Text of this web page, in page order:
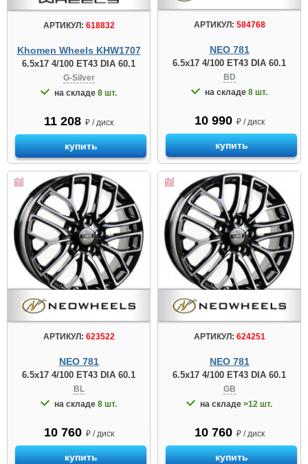
АРТИКУЛ: 618832
Khomen Wheels KHW1707
6.5x17 4/100 ET43 DIA 60.1
G-Silver
на складе 8 шт.
11 208 ₽ / диск
купить
АРТИКУЛ: 584768
NEO 781
6.5x17 4/100 ET43 DIA 60.1
BD
на складе 8 шт.
10 990 ₽ / диск
купить
АРТИКУЛ: 623522
NEO 781
6.5x17 4/100 ET43 DIA 60.1
BL
на складе 8 шт.
10 760 ₽ / диск
купить
АРТИКУЛ: 624251
NEO 781
6.5x17 4/100 ET43 DIA 60.1
GB
на складе >12 шт.
10 760 ₽ / диск
купить